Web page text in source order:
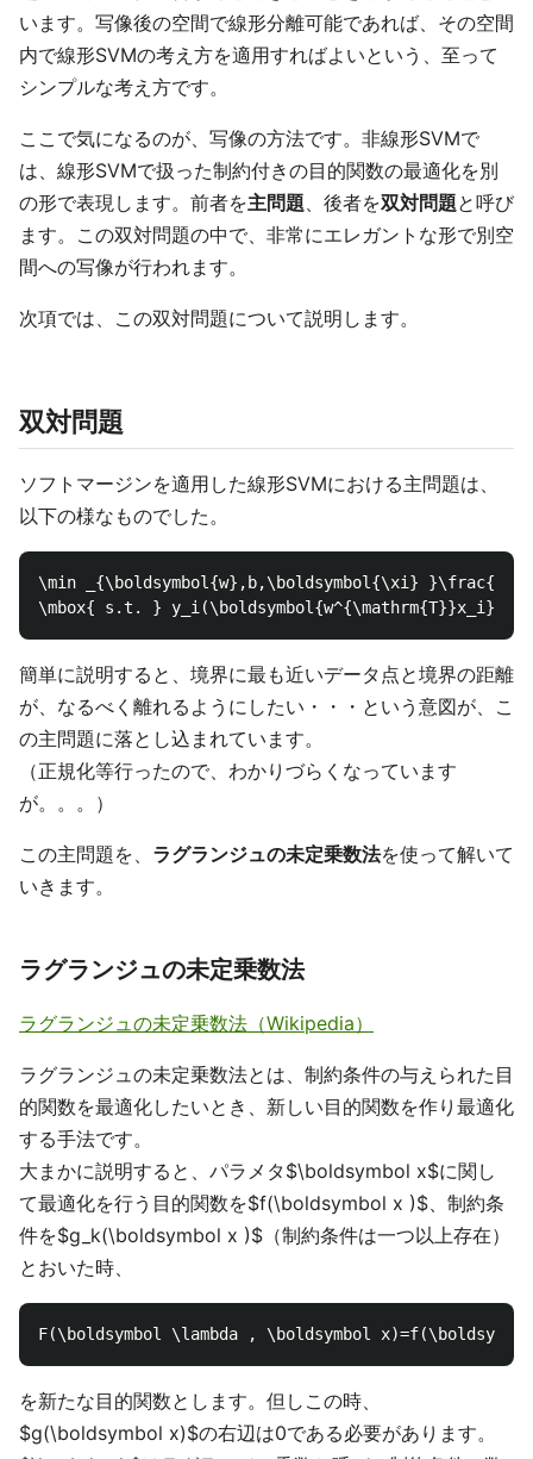
います。写像後の空間で線形分離可能であれば、その空間
内で線形SVMの考え方を適用すればよいという、至って
シンプルな考え方です。
ここで気になるのが、写像の方法です。非線形SVMで
は、線形SVMで扱った制約付きの目的関数の最適化を別
の形で表現します。前者を主問題 、後者を双対問題と呼び
ます。この双対問題の中で、非常にエレガントな形で別空
間への写像が行われます。
次項では、この双対問題について説明します。
双対問題
ソフトマージンを適用した線形SVMにおける主問題は、
以下の様なものでした。
\min _{\boldsymbol{w},b,\boldsymbol{\xi}
簡単に説明すると、境界に最も近いデータ点と境界の距離
が、なるべく離れるようにしたい・・・という意図が、こ
の主問題に落とし込まれています。
（正規化等行ったので、わかりづらくなっています
が。。。）
この主問題を、 ラグランジュの未定乗数法を使って解いて
いきます。
ラグランジュの未定乗数法
ラグランジュの未定乗数法（Wikipedia）
ラグランジュの未定乗数法とは、制約条件の与えられた目
的関数を最適化したいとき、新しい目的関数を作り最適化
する手法です。
大まかに説明すると、パラメタ$\boldsymbol x$に関し
て最適化を行う目的関数を$f(\boldsymbol x )$、制約条
件を$g_k(\boldsymbol x )$（制約条件は一つ以上存在）
とおいた時、
を新たな目的関数とします。但しこの時、
$g(\boldsymbol x)$の右辺は0である必要があります。